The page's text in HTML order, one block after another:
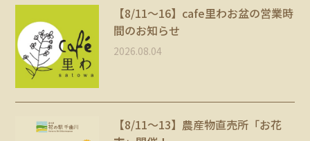
【8/11〜16】cafe里わお盆の営業時
間のお知らせ
2026.08.04
【8/11～13】農産物直売所「お花